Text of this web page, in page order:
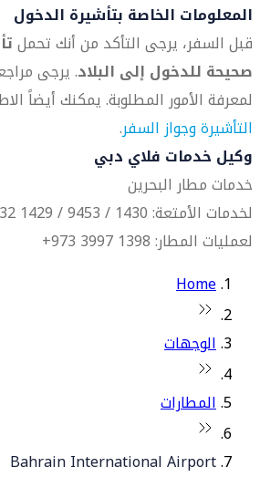
المعلومات الخاصة بتأشيرة الدخول
قبل السفر، يرجى التأكد من أنك تحمل
صحيحة للدخول إلى البلاد. يرجى
لمعرفة الأمور المطلوبة. يمكنك أيضاً
التأشيرة وجواز السفر.
وكيل خدمات فلاي دبي
خدمات مطار البحرين
لخدمات الأمتعة: 1430 / 9453 / 1429 1732 973+
لعمليات المطار: 1398 3997 973+
Home
الوجهات
المطارات
Bahrain International Airport